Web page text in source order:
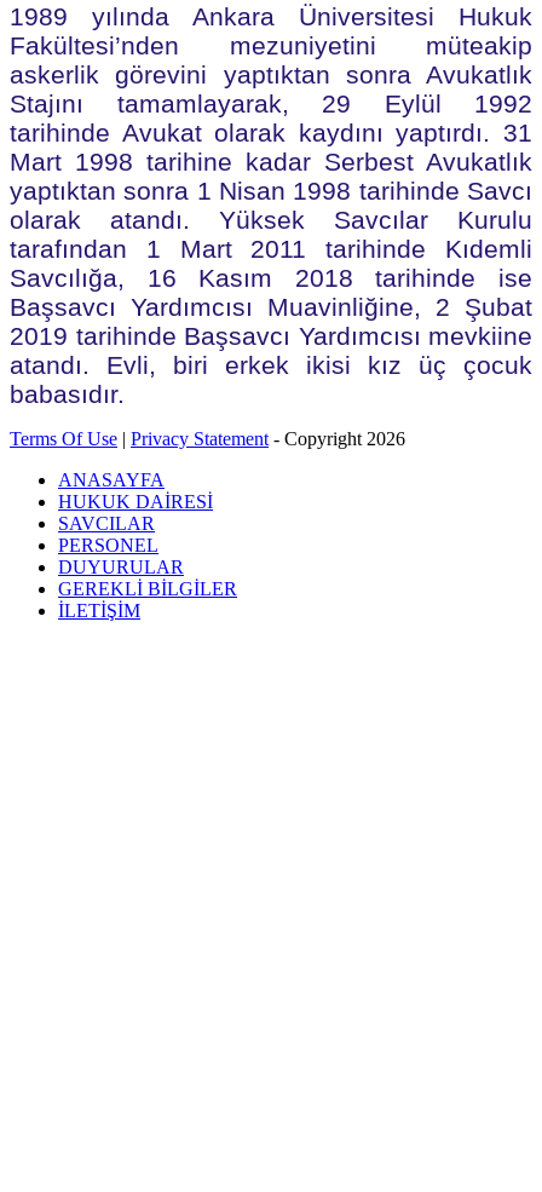
1989 yılında Ankara Üniversitesi Hukuk
Fakültesi’nden mezuniyetini müteakip
askerlik görevini yaptıktan sonra Avukatlık
Stajını tamamlayarak, 29 Eylül 1992
tarihinde Avukat olarak kaydını yaptırdı. 31
Mart 1998 tarihine kadar Serbest Avukatlık
yaptıktan sonra 1 Nisan 1998 tarihinde Savcı
olarak atandı. Yüksek Savcılar Kurulu
tarafından 1 Mart 2011 tarihinde Kıdemli
Savcılığa, 16 Kasım 2018 tarihinde ise
Başsavcı Yardımcısı Muavinliğine, 2 Şubat
2019 tarihinde Başsavcı Yardımcısı mevkiine
atandı. Evli, biri erkek ikisi kız üç çocuk
babasıdır.
Terms Of Use | Privacy Statement - Copyright 2026
ANASAYFA
HUKUK DAİRESİ
SAVCILAR
PERSONEL
DUYURULAR
GEREKLİ BİLGİLER
İLETİŞİM